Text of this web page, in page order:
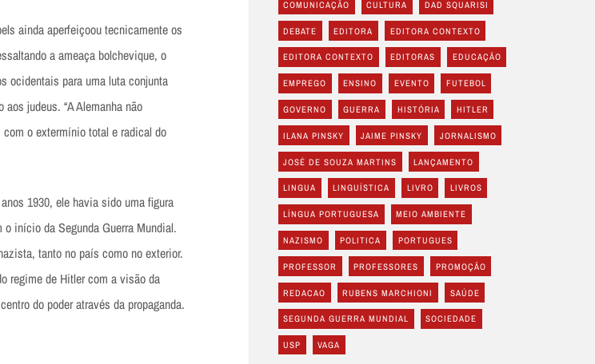
ainda aperfeiçoou tecnicamente os
a ameaça bolchevique, o
ocidentais para uma luta conjunta
judeus. “A Alemanha não
o extermínio total e radical do
1930, ele havia sido uma figura
o início da Segunda Guerra Mundial.
tanto no país como no exterior.
regime de Hitler com a visão da
do poder através da propaganda.
COMUNICAÇÃO CULTURA DAD SQUARISI
DEBATE EDITORA EDITORA CONTEXTO
EDITORA CONTEXTO EDITORAS EDUCAÇÃO
EMPREGO ENSINO EVENTO FUTEBOL
GOVERNO GUERRA HISTÓRIA HITLER
ILANA PINSKY JAIME PINSKY JORNALISMO
JOSÉ DE SOUZA MARTINS LANÇAMENTO
LINGUA LINGUÍSTICA LIVRO LIVROS
LÍNGUA PORTUGUESA MEIO AMBIENTE
NAZISMO POLITICA PORTUGUES
PROFESSOR PROFESSORES PROMOÇÃO
REDACAO RUBENS MARCHIONI SAÚDE
SEGUNDA GUERRA MUNDIAL SOCIEDADE
USP VAGA